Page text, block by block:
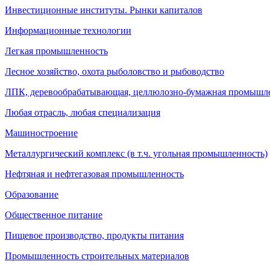
Инвестиционные институты. Рынки капиталов
Информационные технологии
Легкая промышленность
Лесное хозяйство, охота рыболовство и рыбоводство
ЛПК, деревообрабатывающая, целлюлозно-бумажная
Любая отрасль, любая специализация
Машиностроение
Металлургический комплекс (в т.ч. угольная промышленность)
Нефтяная и нефтегазовая промышленность
Образование
Общественное питание
Пищевое производство, продукты питания
Промышленность строительных материалов